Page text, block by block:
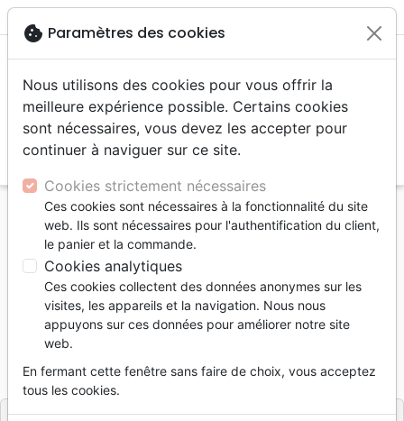
menu
Accueil Livres
Erudition
Au temps de Jésus - Hommes, histoire et société
Au temps de Jésus
Hommes, histoire et société
Auteur :Michaël Girardin
Référence EXL0489
9782755004892
EditeurExcelsis
cookie Paramètres des cookies
Nous utilisons des cookies pour vous offrir la
meilleure expérience possible. Certains cookies
sont nécessaires, vous devez les accepter pour
continuer à naviguer sur ce site.
Cookies strictement nécessaires
Ces cookies sont nécessaires à la fonctionnalité du site
web. Ils sont nécessaires pour l'authentification du client,
le panier et la commande.
Cookies analytiques
Ces cookies collectent des données anonymes sur les
visites, les appareils et la navigation. Nous nous
appuyons sur ces données pour améliorer notre site
web.
En fermant cette fenêtre sans faire de choix, vous acceptez
tous les cookies.